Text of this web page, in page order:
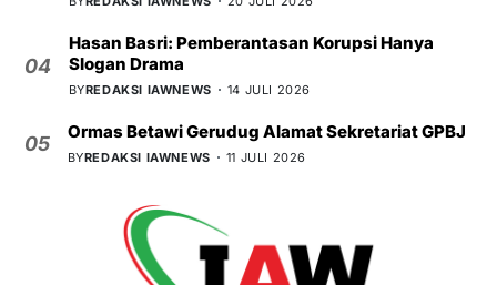
04
Hasan Basri: Pemberantasan Korupsi Hanya
Slogan Drama
BYREDAKSI IAWNEWS 14 JULI 2026
05
Ormas Betawi Gerudug Alamat Sekretariat GPBJ
BYREDAKSI IAWNEWS 11 JULI 2026